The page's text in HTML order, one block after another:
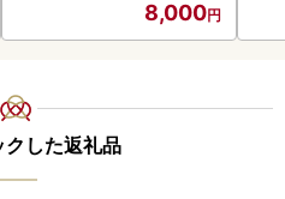
8,000
クした返礼品